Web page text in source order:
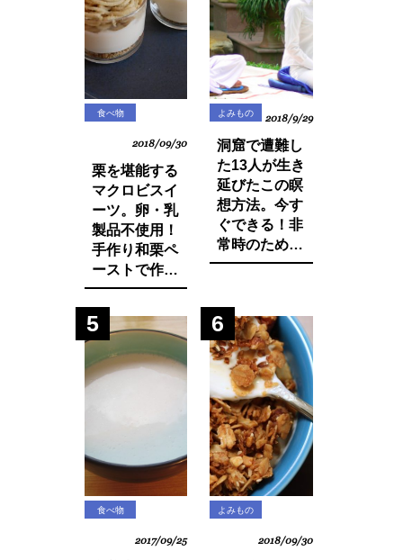
禁止の方向
に・・？
食べ物
2018/09/30
栗を堪能する
マクロビスイ
ーツ。卵・乳
製品不使用！
手作り和栗ペ
ーストで作る
モンブランパ
フェの作り方
よみもの 2018/9/29
洞窟で遭難し
た13人が生き
延びたこの瞑
想方法。今す
ぐできる！非
常時のために
知っておきた
マネージ。
5
食べ物
2017/09/25
6
よみもの
2018/09/30